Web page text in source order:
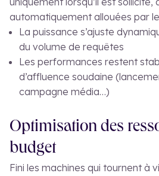
automatiquement allouées par
La puissance s’ajuste
du volume de requêtes
Les performances restent
d’affluence soudaine
campagne média…)
Optimisation des
budget
Fini les machines qui tournent à